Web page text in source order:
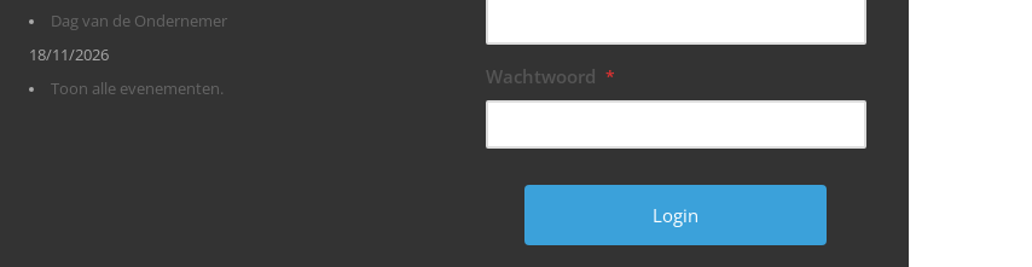
Dag van de Ondernemer
18/11/2026
Toon alle evenementen.
Wachtwoord *